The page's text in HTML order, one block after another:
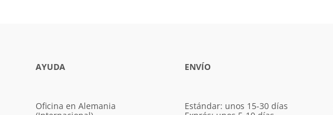
AYUDA
Oficina en Alemania
ENVÍO
Estándar: unos 15-30 días